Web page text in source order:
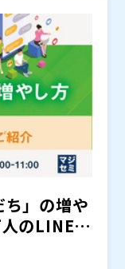
があります。
プリを実現す
られる余地があ
やアプリの改
、合理的配慮
おすすめの内容
」の増や
のLINE友